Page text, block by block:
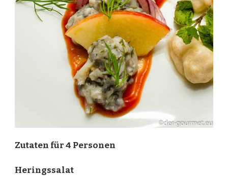
Zutaten für 4 Personen
Heringssalat